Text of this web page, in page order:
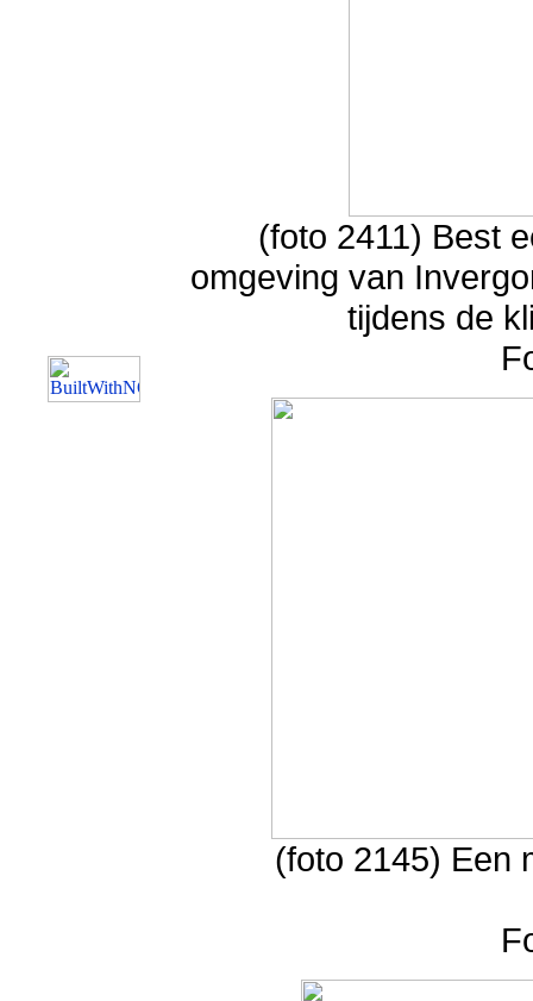
(foto 2411) Best
omgeving van
tijdens de
(foto 2145) Een